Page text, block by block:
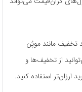
تخفیف مانند موپُن
از تخفیف‌ها و
استفاده کنید.